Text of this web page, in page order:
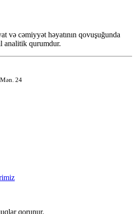
və cəmiyyət həyatının qovuşuğunda
analitik qurumdur.
24
qorunur.